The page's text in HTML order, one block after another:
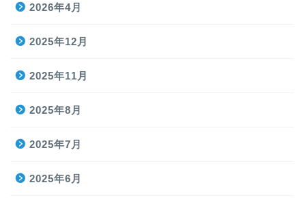
2026年4月
2025年12月
2025年11月
2025年8月
2025年7月
2025年6月